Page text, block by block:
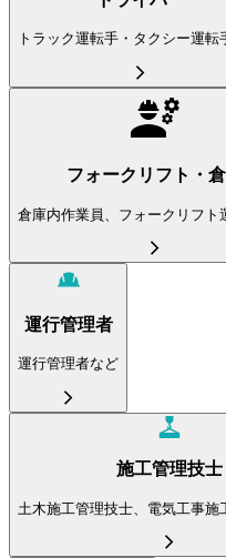
トラック運転手・タクシー運転
フォークリフト・
倉庫内作業員、フォークリフト
運行管理者
運行管理者など
施工管理技士
土木施工管理技士、電気工事施